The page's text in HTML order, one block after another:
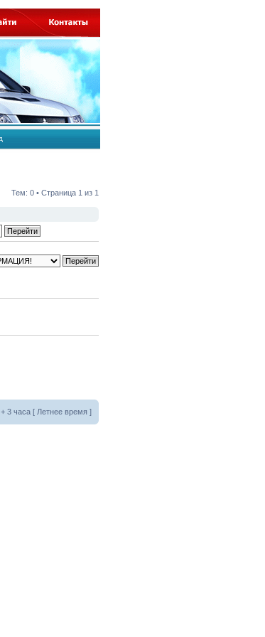
Тем: 0 • Страница 1 из 1
3 часа [ Летнее время ]